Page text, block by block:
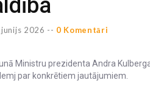
2026 -- 0 Komentāri
Ministru prezidenta Andra
par konkrētiem jautājumiem.